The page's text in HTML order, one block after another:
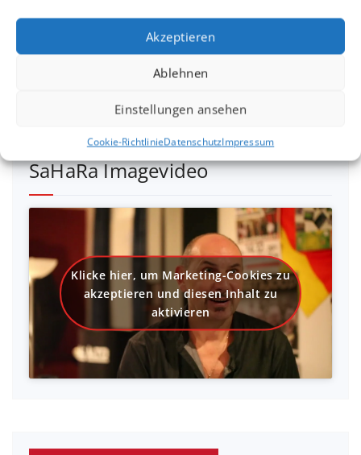
Akzeptieren
Ablehnen
Einstellungen ansehen
Cookie-RichtlinieDatenschutzImpressum
aktivieren
SaHaRa Imagevideo
Klicke hier, um Marketing-Cookies zu
akzeptieren und diesen Inhalt zu
aktivieren